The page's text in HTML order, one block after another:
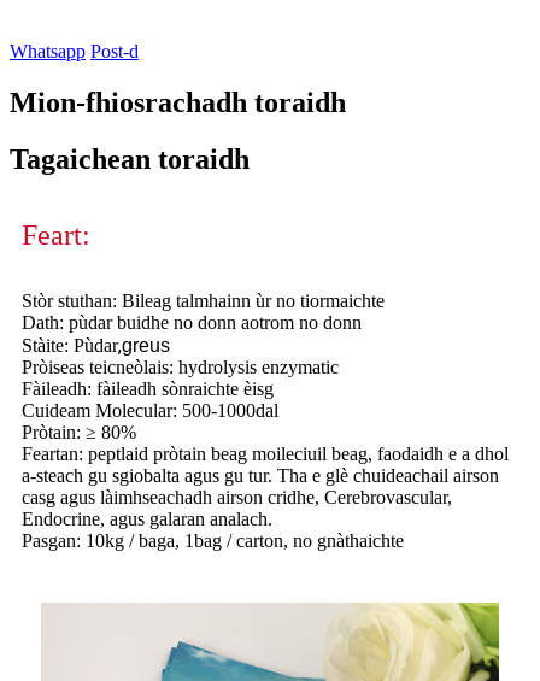
Whatsapp Post-d
Mion-fhiosrachadh toraidh
Tagaichean toraidh
Feart:
Stòr stuthan: Bileag talmhainn ùr no tiormaichte
Dath: pùdar buidhe no donn aotrom no donn
Stàite: Pùdar,greus
Pròiseas teicneòlais: hydrolysis enzymatic
Fàileadh: fàileadh sònraichte èisg
Cuideam Molecular: 500-1000dal
Pròtain: ≥ 80%
Feartan: peptlaid pròtain beag moileciuil beag, faodaidh e a dhol
a-steach gu sgiobalta agus gu tur. Tha e glè chuideachail airson
casg agus làimhseachadh airson cridhe, Cerebrovascular,
Endocrine, agus galaran analach.
Pasgan: 10kg / baga, 1bag / carton, no gnàthaichte